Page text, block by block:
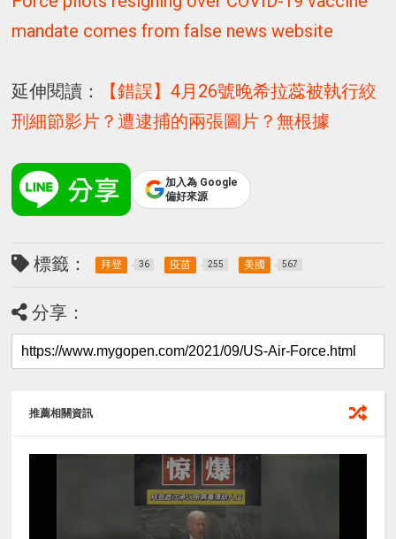
mandate comes from false news website
延伸閱讀：
【錯誤】4月26號晚希拉蕊被執行絞
刑細節影片？遭逮捕的兩張圖片？無根據
加入為 Google
偏好來源
標籤： 拜登 36 疫苗 255 美國 567
分享：
推薦相關資訊